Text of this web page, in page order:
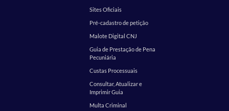
Sites Oficiais
Pré-cadastro de petição
Malote Digital CNJ
Guia de Prestação de Pena
Pecuniária
Custas Processuais
Consultar, Atualizar e
Imprimir Guia
Multa Criminal